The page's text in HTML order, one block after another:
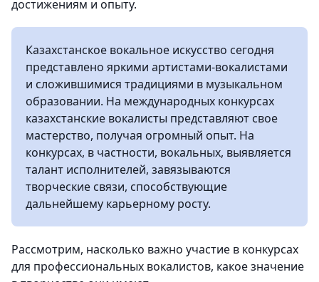
достижениям и опыту.
Казахстанское вокальное искусство сегодня
представлено яркими артистами-вокалистами
и сложившимися традициями в музыкальном
образовании. На международных конкурсах
казахстанские вокалисты представляют свое
мастерство, получая огромный опыт. На
конкурсах, в частности, вокальных, выявляется
талант исполнителей, завязываются
творческие связи, способствующие
дальнейшему карьерному росту.
Рассмотрим, насколько важно участие в конкурсах
для профессиональных вокалистов, какое значение